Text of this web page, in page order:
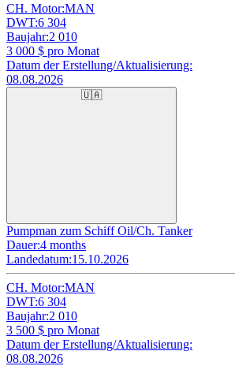
CH. Motor:MAN
DWT:6 304
Baujahr:2 010
3 000 $ pro Monat
Datum der Erstellung/Aktualisierung:
08.08.2026
🇺🇦
Pumpman zum Schiff Oil/Ch. Tanker
Dauer:4 months
Landedatum:15.10.2026
CH. Motor:MAN
DWT:6 304
Baujahr:2 010
3 500 $ pro Monat
Datum der Erstellung/Aktualisierung:
08.08.2026